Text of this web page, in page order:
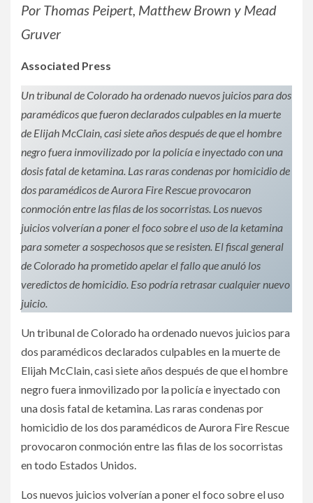
Por Thomas Peipert, Matthew Brown y Mead
Gruver
Associated Press
Un tribunal de Colorado ha ordenado nuevos juicios para dos
paramédicos que fueron declarados culpables en la muerte
de Elijah McClain, casi siete años después de que el hombre
negro fuera inmovilizado por la policía e inyectado con una
dosis fatal de ketamina. Las raras condenas por homicidio de
dos paramédicos de Aurora Fire Rescue provocaron
conmoción entre las filas de los socorristas. Los nuevos
juicios volverían a poner el foco sobre el uso de la ketamina
para someter a sospechosos que se resisten. El fiscal general
de Colorado ha prometido apelar el fallo que anuló los
veredictos de homicidio. Eso podría retrasar cualquier nuevo
juicio.
Un tribunal de Colorado ha ordenado nuevos juicios para
dos paramédicos declarados culpables en la muerte de
Elijah McClain, casi siete años después de que el hombre
negro fuera inmovilizado por la policía e inyectado con
una dosis fatal de ketamina. Las raras condenas por
homicidio de los dos paramédicos de Aurora Fire Rescue
provocaron conmoción entre las filas de los socorristas
en todo Estados Unidos.
Los nuevos juicios volverían a poner el foco sobre el uso